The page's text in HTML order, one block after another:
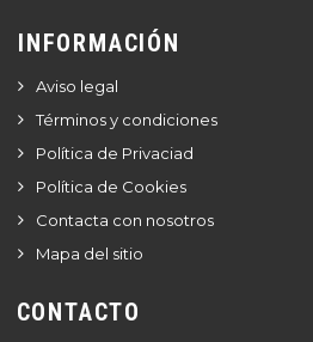
INFORMACIÓN
Aviso legal
Términos y condiciones
Política de Privaciad
Política de Cookies
Contacta con nosotros
Mapa del sitio
CONTACTO